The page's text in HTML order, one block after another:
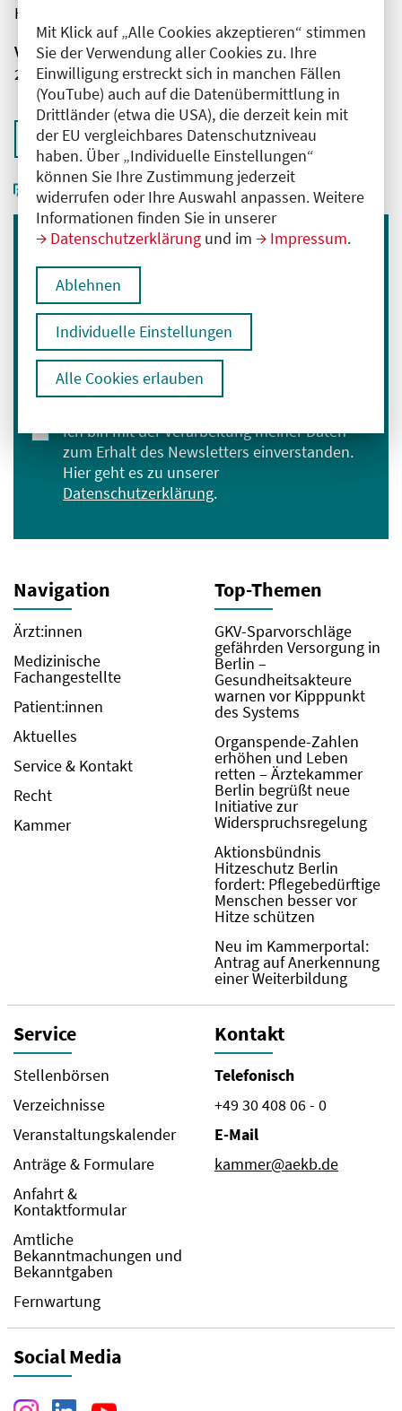
Mit Klick auf „Alle Cookies akzeptieren“ stimmen
Sie der Verwendung aller Cookies zu. Ihre
Einwilligung erstreckt sich in manchen Fällen
(YouTube) auch auf die Datenübermittlung in
Drittländer (etwa die USA), die derzeit kein mit
der EU vergleichbares Datenschutzniveau
haben. Über „Individuelle Einstellungen“
können Sie Ihre Zustimmung jederzeit
widerrufen oder Ihre Auswahl anpassen. Weitere
Informationen finden Sie in unserer
Datenschutzerklärung und im Impressum.
Ablehnen
Individuelle Einstellungen
Alle Cookies erlauben
HELIOS Klinikum Berlin-Buch
Veranstaltungsnummer
2761102026000690070
Zurück zur Übersicht
Immer informiert bleiben
Melden Sie sich für unseren Newsletter an:
E-Mail-Adresse eingeben
Ich bin mit der Verarbeitung meiner Daten
zum Erhalt des Newsletters einverstanden.
Hier geht es zu unserer
Datenschutzerklärung.
Anmelden
Navigation
Ärzt:innen
Medizinische
Fachangestellte
Patient:innen
Aktuelles
Service & Kontakt
Recht
Kammer
Top-Themen
GKV-Sparvorschläge
gefährden Versorgung in
Berlin –
Gesundheitsakteure
warnen vor Kipppunkt
des Systems
Organspende-Zahlen
erhöhen und Leben
retten – Ärztekammer
Berlin begrüßt neue
Initiative zur
Widerspruchsregelung
Aktionsbündnis
Hitzeschutz Berlin
fordert: Pflegebedürftige
Menschen besser vor
Hitze schützen
Neu im Kammerportal:
Antrag auf Anerkennung
einer Weiterbildung
Service
Stellenbörsen
Verzeichnisse
Veranstaltungskalender
Anträge & Formulare
Anfahrt &
Kontaktformular
Amtliche
Bekanntmachungen und
Bekanntgaben
Fernwartung
Kontakt
Telefonisch
+49 30 408 06 - 0
E-Mail
kammer@aekb.de
Social Media